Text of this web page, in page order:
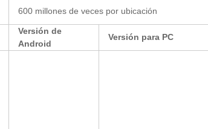
600 millones de veces por ubicación
Versión de
Android
Versión para PC